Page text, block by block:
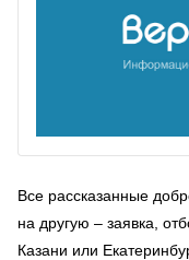
Все рассказанные
на другую – заявка,
Казани или